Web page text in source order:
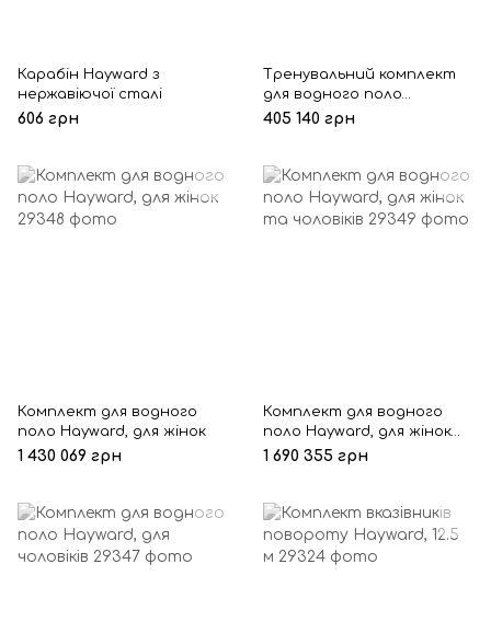
Карабін Hayward з
нержавіючої сталі
606 грн
Тренувальний комплект
для водного поло
Hayward, 25х12.5 м
405 140 грн
Комплект для водного
поло Hayward, для жінок
1 430 069 грн
Комплект для водного
поло Hayward, для жінок
та чоловіків
1 690 355 грн